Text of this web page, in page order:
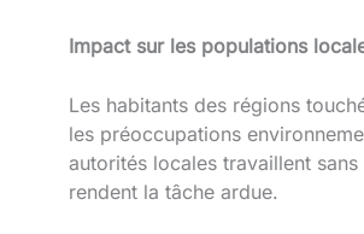
Impact sur les populations
Les habitants des régions
les préoccupations
autorités locales travaillent
rendent la tâche ardue.